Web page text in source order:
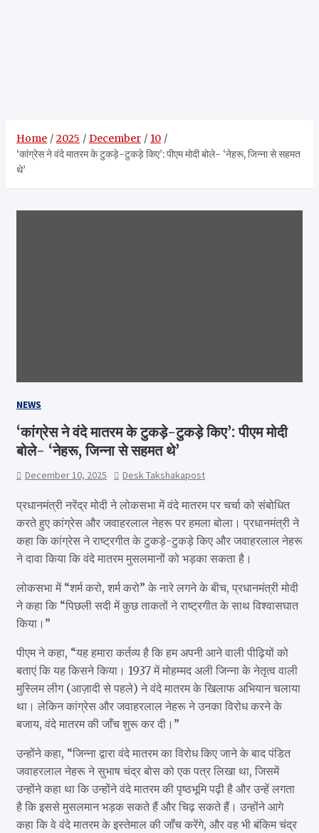
Home 2025 December
10
‘कांग्रेस ने वंदे मातरम के टुकड़े-टुकड़े किए’: पीएम मोदी बोले- ‘नेहरू, जिन्ना से सहमत
थे’
NEWS
‘कांग्रेस ने वंदे मातरम के टुकड़े-टुकड़े किए’: पीएम मोदी
बोले- ‘नेहरू, जिन्ना से सहमत थे’
December 10, 2025 Desk Takshakapost
प्रधानमंत्री नरेंद्र मोदी ने लोकसभा में वंदे मातरम पर चर्चा को संबोधित
करते हुए कांग्रेस और जवाहरलाल नेहरू पर हमला बोला। प्रधानमंत्री ने
कहा कि कांग्रेस ने राष्ट्रगीत के टुकड़े-टुकड़े किए और जवाहरलाल नेहरू
ने दावा किया कि वंदे मातरम मुसलमानों को भड़का सकता है।
लोकसभा में “शर्म करो, शर्म करो” के नारे लगने के बीच, प्रधानमंत्री मोदी
ने कहा कि “पिछली सदी में कुछ ताकतों ने राष्ट्रगीत के साथ विश्वासघात
किया।”
पीएम ने कहा, “यह हमारा कर्तव्य है कि हम अपनी आने वाली पीढ़ियों को
बताएं कि यह किसने किया। 1937 में मोहम्मद अली जिन्ना के नेतृत्व वाली
मुस्लिम लीग (आज़ादी से पहले) ने वंदे मातरम के खिलाफ अभियान चलाया
था। लेकिन कांग्रेस और जवाहरलाल नेहरू ने उनका विरोध करने के
बजाय, वंदे मातरम की जाँच शुरू कर दी।”
उन्होंने कहा, “जिन्ना द्वारा वंदे मातरम का विरोध किए जाने के बाद पंडित
जवाहरलाल नेहरू ने सुभाष चंद्र बोस को एक पत्र लिखा था, जिसमें
उन्होंने कहा था कि उन्होंने वंदे मातरम की पृष्ठभूमि पढ़ी है और उन्हें लगता
है कि इससे मुसलमान भड़क सकते हैं और चिढ़ सकते हैं। उन्होंने आगे
कहा कि वे वंदे मातरम के इस्तेमाल की जाँच करेंगे, और वह भी बंकिम चंद्र